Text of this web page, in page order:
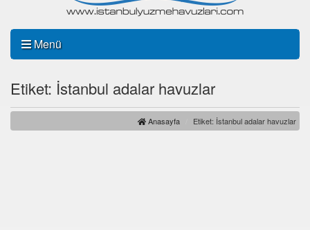
Menü
Etiket: İstanbul adalar havuzlar
Anasayfa Etiket: İstanbul adalar havuzlar